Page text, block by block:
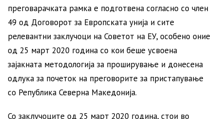
преговарачката рамка е подготвена согласно со член
49 од Договорот за Европската унија и сите
релевантни заклучоци на Советот на ЕУ, особено оние
од 25 март 2020 година со кои беше усвоена
зајакната методологија за проширување и донесена
одлука за почеток на преговорите за пристапување
со Република Северна Македонија.
Со заклучоците од 25 март 2020 година, стои во